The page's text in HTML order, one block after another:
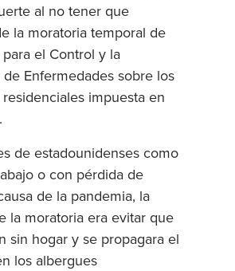
al no tener que
la moratoria temporal de
el Control y la
Enfermedades sobre los
impuesta en
de estadounidenses como
o con pérdida de
de la pandemia, la
la moratoria era evitar que
sin hogar y se propagara el
los albergues